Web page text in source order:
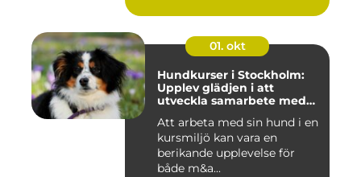
01. okt
Hundkurser i Stockholm:
Upplev glädjen i att
utveckla samarbete med
Att arbeta med sin hund i en
kursmiljö kan vara en
berikande upplevelse för
både m&a...